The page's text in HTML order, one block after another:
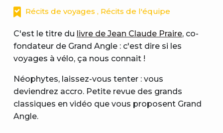
Récits de voyages , Récits de l'équipe
C'est le titre du livre de Jean Claude Praire, co-
fondateur de Grand Angle : c'est dire si les
voyages à vélo, ça nous connait !
Néophytes, laissez-vous tenter : vous
deviendrez accro. Petite revue des grands
classiques en vidéo que vous proposent Grand
Angle.